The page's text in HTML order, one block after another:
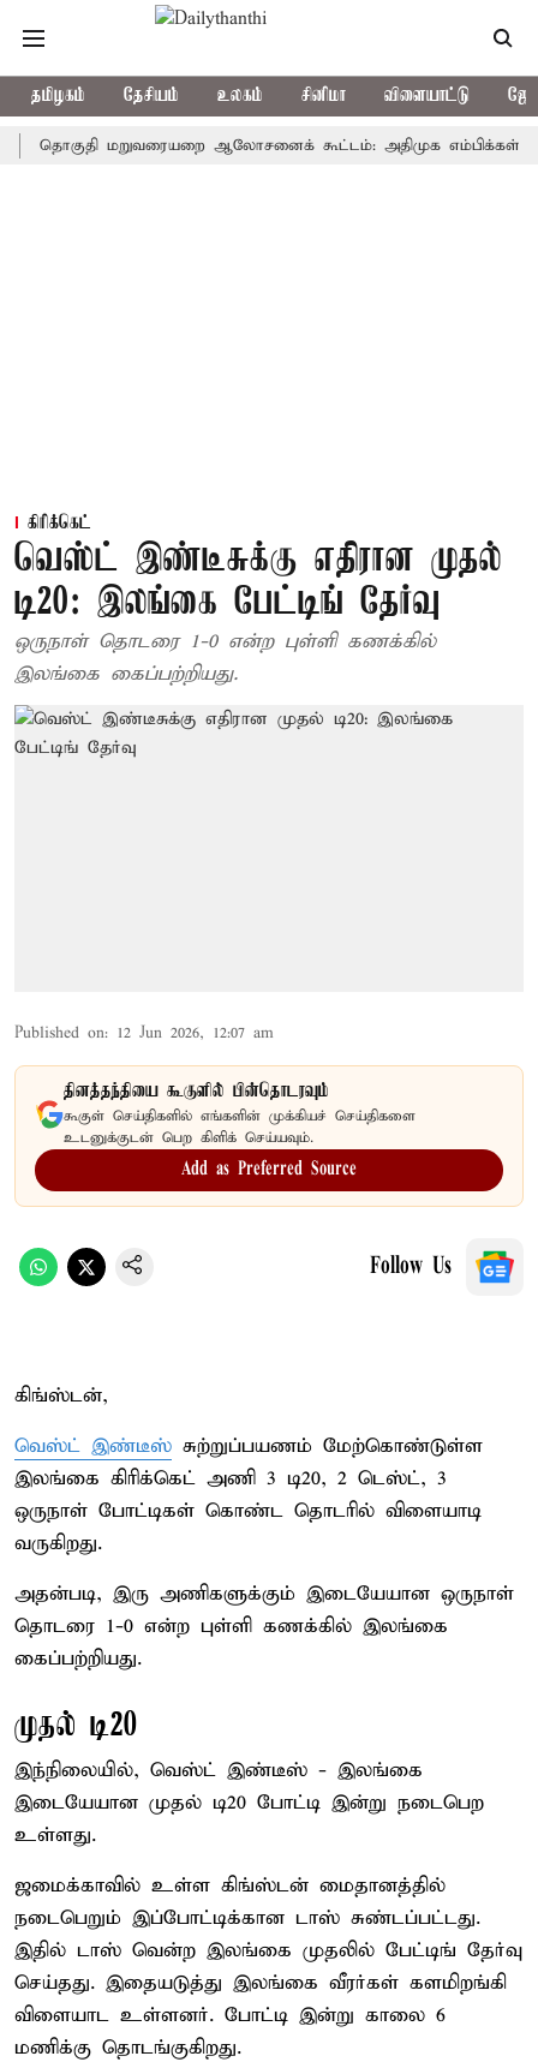
தமிழகம் தேசியம் உலகம் சினிமா விளையாட்டு
மறுவரையறை ஆலோசனைக் கூட்டம்: அதிமுக எம்பிக்கள்
கிரிக்கெட்
வெஸ்ட் இண்டீசுக்கு எதிரான முதல்
டி20: இலங்கை பேட்டிங் தேர்வு
ஒருநாள் தொடரை 1-0 என்ற புள்ளி கணக்கில்
இலங்கை கைப்பற்றியது.
Published on: 12 Jun 2026, 12:07 am
தினத்தந்தியை கூகுளில் பின்தொடரவும்
கூகுள் செய்திகளில் எங்களின் முக்கியச் செய்திகளை
உடனுக்குடன் பெற கிளிக் செய்யவும்.
Add as Preferred Source
Follow Us
கிங்ஸ்டன்,
வெஸ்ட் இண்டீஸ் சுற்றுப்பயணம் மேற்கொண்டுள்ள
இலங்கை கிரிக்கெட் அணி 3 டி20, 2 டெஸ்ட், 3
ஒருநாள் போட்டிகள் கொண்ட தொடரில் விளையாடி
வருகிறது.
அதன்படி, இரு அணிகளுக்கும் இடையேயான ஒருநாள்
தொடரை 1-0 என்ற புள்ளி கணக்கில் இலங்கை
கைப்பற்றியது.
முதல் டி20
இந்நிலையில், வெஸ்ட் இண்டீஸ் - இலங்கை
இடையேயான முதல் டி20 போட்டி இன்று நடைபெற
உள்ளது.
ஜமைக்காவில் உள்ள கிங்ஸ்டன் மைதானத்தில்
நடைபெறும் இப்போட்டிக்கான டாஸ் சுண்டப்பட்டது.
இதில் டாஸ் வென்ற இலங்கை முதலில் பேட்டிங் தேர்வு
செய்தது. இதையடுத்து இலங்கை வீரர்கள் களமிறங்கி
விளையாட உள்ளனர். போட்டி இன்று காலை 6
மணிக்கு தொடங்குகிறது.